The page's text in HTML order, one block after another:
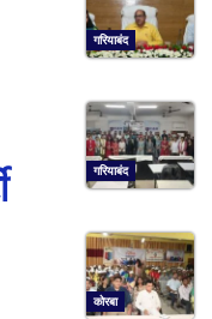
गरियाबंद
गरियाबंद
कोरबा